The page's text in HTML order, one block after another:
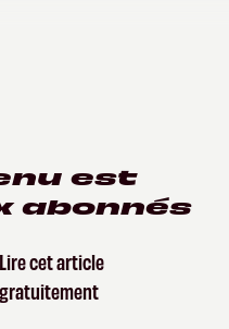
est
abonnés
Lire cet article
gratuitement